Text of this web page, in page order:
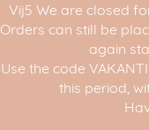
Vij5 We are closed
Orders can still be
again
Use the code
this period,